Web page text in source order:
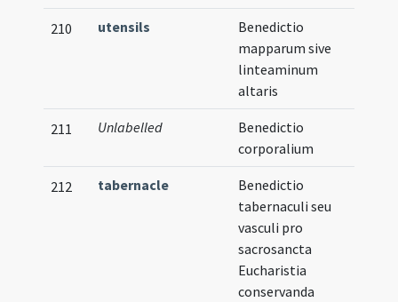
210 utensils
Benedictio
mapparum sive
linteaminum
altaris
211 Unlabelled
Benedictio
corporalium
212 tabernacle
Benedictio
tabernaculi seu
vasculi pro
sacrosancta
Eucharistia
conservanda